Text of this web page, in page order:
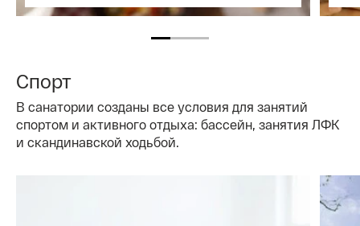
Спорт
В санатории созданы все условия для занятий
спортом и активного отдыха: бассейн, занятия ЛФК
и скандинавской ходьбой.